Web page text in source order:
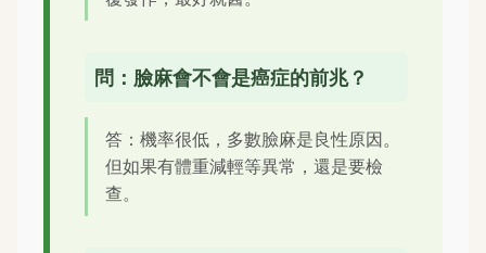
問：臉麻會不會是癌症的前兆？
答：機率很低，多數臉麻是良性原因。
但如果有體重減輕等異常，還是要檢
查。